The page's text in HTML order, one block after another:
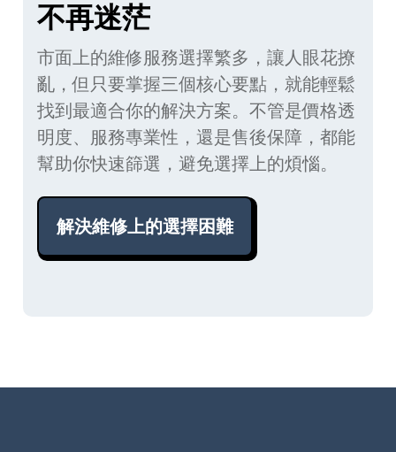
不再迷茫
市面上的維修服務選擇繁多，讓人眼花撩
亂，但只要掌握三個核心要點，就能輕鬆
找到最適合你的解決方案。不管是價格透
明度、服務專業性，還是售後保障，都能
幫助你快速篩選，避免選擇上的煩惱。
解決維修上的選擇困難